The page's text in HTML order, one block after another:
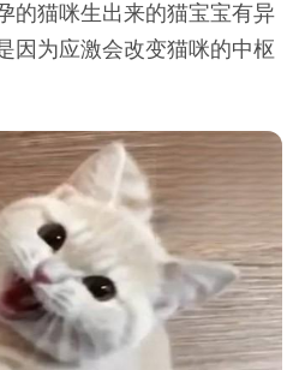
的猫咪生出来的猫宝宝有异
因为应激会改变猫咪的中枢